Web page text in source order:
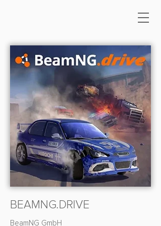
BEAMNG.DRIVE
BeamNG GmbH